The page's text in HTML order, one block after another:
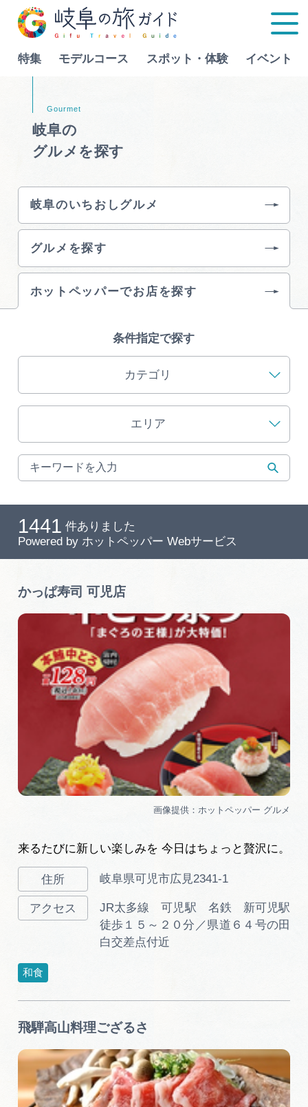
特集 モデルコース スポット・体験 イベント
特集
スポット・体験
イベント
インフォメーション
ぎふ旅レポーター記事
早わかり岐阜
体験予約サイト「ＶＩＳＩＴ岐阜県」
岐阜県アウトドア観光キャンペーン
岐阜県まるごと観光エリアガイド
岐阜県観光データベース
旅行会社・観光事業者の皆様へ
フォトライブラリー
動画ライブラリー
運営組織
Language
行きたいリストを見る
岐阜の
グルメを探す
岐阜のいちおしグルメ
グルメを探す
ホットペッパーでお店を探す
条件指定で探す
カテゴリ
エリア
1441 件ありました
Powered by ホットペッパー Webサービス
かっぱ寿司 可児店
来るたびに新しい楽しみを 今日はちょっと贅沢に。
岐阜県可児市広見2341-1
JR太多線 可児駅 名鉄 新可児駅
徒歩１５～２０分／県道６４号の田
白交差点付近
和食
飛騨高山料理ござるさ